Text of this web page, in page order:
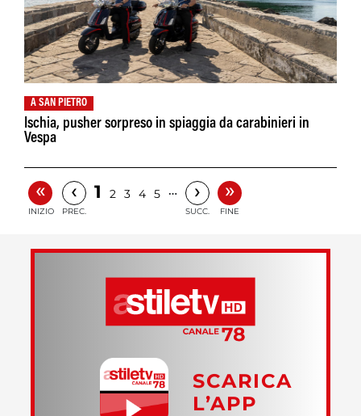
A SAN PIETRO
Ischia, pusher sorpreso in spiaggia da carabinieri in
Vespa
«
INIZIO
‹
PREC.
1 2 3 4 5 … ›
SUCC.
»
FINE
SCARICA
L’APP